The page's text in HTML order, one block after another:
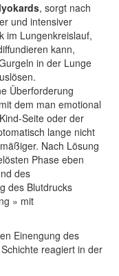
, sorgt nach
und intensiver
im Lungenkreislauf,
kann,
in der Lunge
Überforderung
dem man emotional
Seite oder der
lange nicht
Nach Lösung
Phase eben
des
des Blutdrucks
» mit
Einengung des
reagiert in der